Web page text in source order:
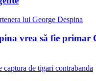
vrea să fie primar